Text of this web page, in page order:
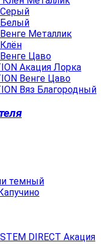
Металлик
Цаво
Акация Лорка
Венге Цаво
Вяз Благородный
темный
DIRECT Акация